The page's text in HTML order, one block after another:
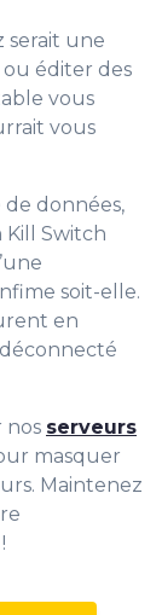
serait une
éditer des
vous
vous
de données,
Kill Switch
soit-elle.
en
nos serveurs
masquer
Maintenez